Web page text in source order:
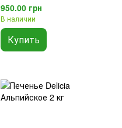
950.00 грн
В наличии
Купить